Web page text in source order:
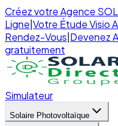
Créez votre Agence
Ligne Votre Étude Visio
Rendez-Vous Devenez
gratuitement
Simulateur
Solaire Photovoltaïque